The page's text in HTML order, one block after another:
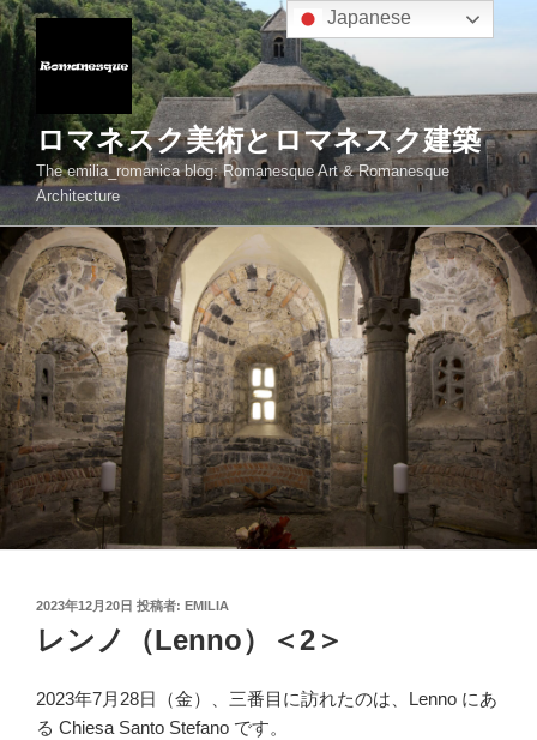
コ
ン
ス
キ
ッ
プ
ロマネスク美術とロマネスク建築
The emilia_romanica blog: Romanesque Art & Romanesque
Architecture
投
稿
日:
2023年12月20日 投稿者: EMILIA
レンノ（Lenno）＜2＞
2023年7月28日（金）、三番目に訪れたのは、Lenno にあ
る Chiesa Santo Stefano です。
Japanese